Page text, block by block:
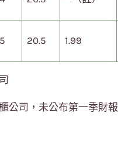
20.5 1.99
公司，未公布第一季財報